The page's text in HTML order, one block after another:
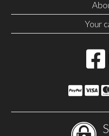
Your